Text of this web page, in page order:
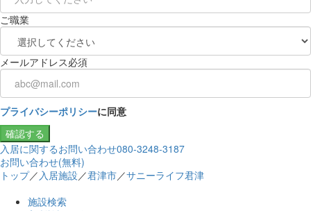
ご職業
メールアドレス必須
プライバシーポリシーに同意
確認する
入居に関するお問い合わせ080-3248-3187
お問い合わせ(無料)
トップ／ 入居施設 ／君津市／サニーライフ君津
施設検索